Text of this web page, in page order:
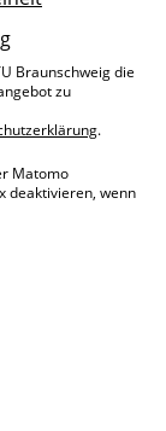
Braunschweig die
zu
.
Matomo
deaktivieren, wenn